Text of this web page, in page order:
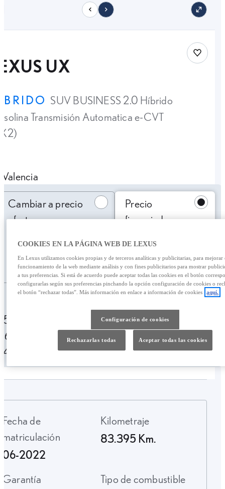
UX
SUV BUSINESS 2.0 Híbrido
Transmisión Automatica e-CVT
Save car
Valencia
Cambiar a precio
oferta
27.995,00 €
Precio
financiado
459,67 €
/mes
Personalizar financiación
€ /mes
49 mesesEntrada:
€
TAE: 10,13% Última cuota:
€
Fecha de
matriculación
06-2022
Kilometraje
83.395 Km.
Garantía
Tipo de combustible
COOKIES EN LA PÁGINA WEB DE LEXUS
En Lexus utilizamos cookies propias y de terceros analíticas y publicitarias, para mejorar
funcionamiento de la web mediante análisis y con fines publicitarios para mostrar
a tus preferencias. Si está de acuerdo puede aceptar todas las cookies en el botón
configurarlas según sus preferencias pinchando la opción configuración de cookies o
el botón “rechazar todas”. Más información en enlace a información de cookies aquí.
Configuración de cookies
Rechazarlas todas Aceptar todas las cookies